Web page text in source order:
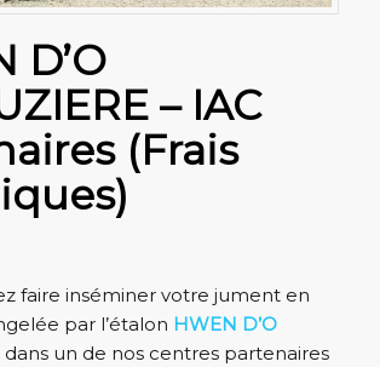
D’O
– IAC
(Frais
faire inséminer votre jument en
par l’étalon HWEN D’O
dans un de nos centres partenaires